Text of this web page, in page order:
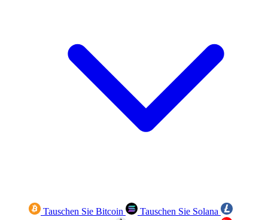
Tauschen Sie Bitcoin
Tauschen Sie Solana